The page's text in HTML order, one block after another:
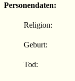
Personendaten:
Religion:
Geburt:
Tod: